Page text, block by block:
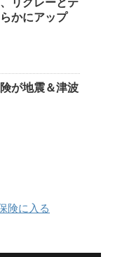
リグレーとテ
かにアップ
が地震＆津波
険に入る